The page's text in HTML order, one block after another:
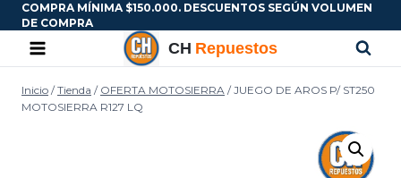
COMPRA MÍNIMA $150.000. DESCUENTOS SEGÚN VOLUMEN
DE COMPRA
Inicio / Tienda / OFERTA MOTOSIERRA / JUEGO DE AROS P/ ST250
MOTOSIERRA R127 LQ